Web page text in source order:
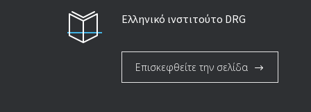
Ελληνικό ινστιτούτο DRG
Επισκεφθείτε την σελίδα